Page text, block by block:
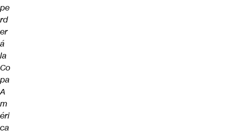
pe
rd
er
á
la
Co
pa
A
m
éri
ca